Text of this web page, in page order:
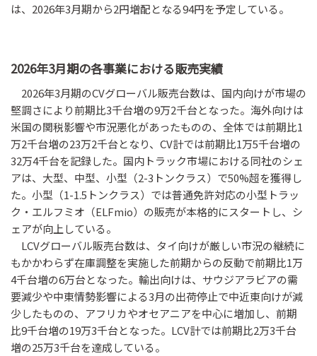
は、2026年3月期から2円増配となる94円を予定している。
2026年3月期の各事業における販売実績
2026年3月期のCVグローバル販売台数は、国内向けが市場の
堅調さにより前期比3千台増の9万2千台となった。海外向けは
米国の関税影響や市況悪化があったものの、全体では前期比1
万2千台増の23万2千台となり、CV計では前期比1万5千台増の
32万4千台を記録した。国内トラック市場における同社のシェ
アは、大型、中型、小型（2-3トンクラス）で50%超を獲得し
た。小型（1-1.5トンクラス）では普通免許対応の小型トラッ
ク・エルフミオ（ELFmio）の販売が本格的にスタートし、シ
ェアが向上している。
LCVグローバル販売台数は、タイ向けが厳しい市況の継続に
もかかわらず在庫調整を実施した前期からの反動で前期比1万
4千台増の6万台となった。輸出向けは、サウジアラビアの需
要減少や中東情勢影響による3月の出荷停止で中近東向けが減
少したものの、アフリカやオセアニアを中心に増加し、前期
比9千台増の19万3千台となった。LCV計では前期比2万3千台
増の25万3千台を達成している。